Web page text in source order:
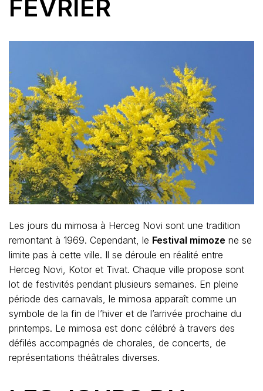
FÉVRIER
Les jours du mimosa à Herceg Novi sont une tradition
remontant à 1969. Cependant, le Festival mimoze ne se
limite pas à cette ville. Il se déroule en réalité entre
Herceg Novi, Kotor et Tivat. Chaque ville propose sont
lot de festivités pendant plusieurs semaines. En pleine
période des carnavals, le mimosa apparaît comme un
symbole de la fin de l’hiver et de l’arrivée prochaine du
printemps. Le mimosa est donc célébré à travers des
défilés accompagnés de chorales, de concerts, de
représentations théâtrales diverses.